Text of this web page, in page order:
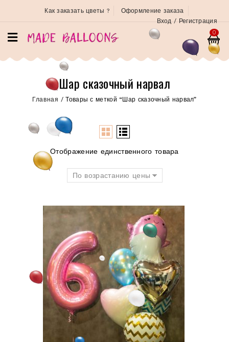
Как заказать цветы ?
Оформление заказа
Вход / Регистрация
0
Шар сказочный нарвал
Главная /Товары с меткой “Шар сказочный нарвал”
Отображение единственного товара
По возрастанию цены